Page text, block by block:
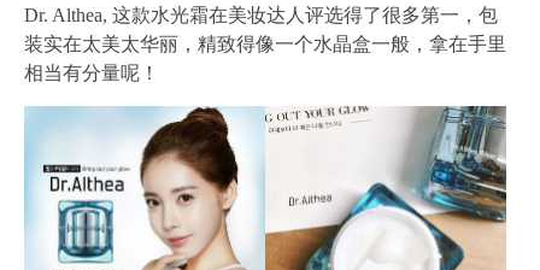
Dr. Althea, 这款水光霜在美妆达人评选得了很多第一，包
装实在太美太华丽，精致得像一个水晶盒一般，拿在手里
相当有分量呢！